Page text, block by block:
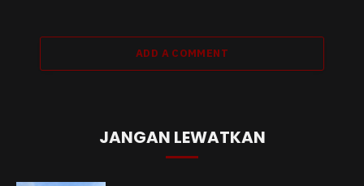
ADD A COMMENT
JANGAN LEWATKAN